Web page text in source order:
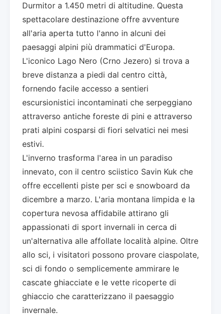
Durmitor a 1.450 metri di altitudine. Questa
spettacolare destinazione offre avventure
all'aria aperta tutto l'anno in alcuni dei
paesaggi alpini più drammatici d'Europa.
L'iconico Lago Nero (Crno Jezero) si trova a
breve distanza a piedi dal centro città,
fornendo facile accesso a sentieri
escursionistici incontaminati che serpeggiano
attraverso antiche foreste di pini e attraverso
prati alpini cosparsi di fiori selvatici nei mesi
estivi.
L'inverno trasforma l'area in un paradiso
innevato, con il centro sciistico Savin Kuk che
offre eccellenti piste per sci e snowboard da
dicembre a marzo. L'aria montana limpida e la
copertura nevosa affidabile attirano gli
appassionati di sport invernali in cerca di
un'alternativa alle affollate località alpine. Oltre
allo sci, i visitatori possono provare ciaspolate,
sci di fondo o semplicemente ammirare le
cascate ghiacciate e le vette ricoperte di
ghiaccio che caratterizzano il paesaggio
invernale.